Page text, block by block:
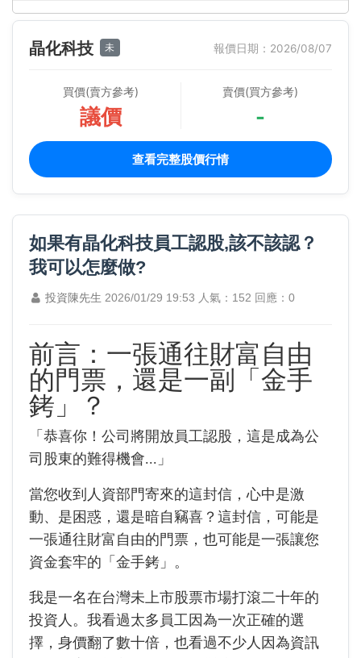
晶化科技 未 報價日期：2026/08/07
買價(賣方參考)
議價
賣價(買方參考)
-
查看完整股價行情
如果有晶化科技員工認股,該不該認？
我可以怎麼做?
投資陳先生 2026/01/29 19:53 人氣：152 回應：0
前言：一張通往財富自由
的門票，還是一副「金手
銬」？
「恭喜你！公司將開放員工認股，這是成為公
司股東的難得機會...」
當您收到人資部門寄來的這封信，心中是激
動、是困惑，還是暗自竊喜？這封信，可能是
一張通往財富自由的門票，也可能是一張讓您
資金套牢的「金手銬」。
我是一名在台灣未上市股票市場打滾二十年的
投資人。我看過太多員工因為一次正確的選
擇，身價翻了數十倍，也看過不少人因為資訊